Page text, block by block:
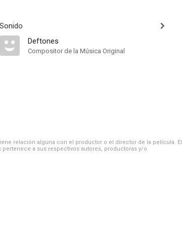
Sonido
Deftones
Compositor de la Música Original
relación alguna con el productor o el director de la película. El
a sus respectivos autores, productoras y/o